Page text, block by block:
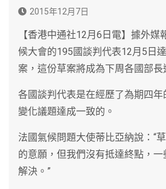
2015年12月7日
【香港中通社12月6日電】據外媒
候大會的195國談判代表12月5日
案，這份草案將成為下周各國部長
各國談判代表是在經歷了為期四
變化議題達成一致的。
法國氣候問題大使蒂比亞納說：“
的意願，但我們沒有抵達終點，
解決。”